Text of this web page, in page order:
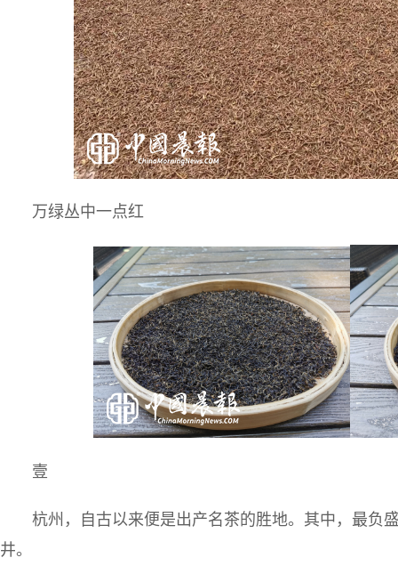
万绿丛中一点红
壹
杭州，自古以来便是出产名茶的胜地。其中，最负
井。